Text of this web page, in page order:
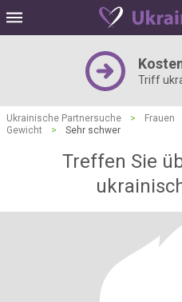
Triff
Ukrainische Partnersuche > Frauen
Gewicht
> Sehr schwer
Treffen Sie